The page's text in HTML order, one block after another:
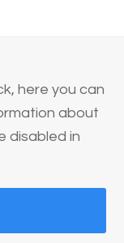
here you can
about
disabled in